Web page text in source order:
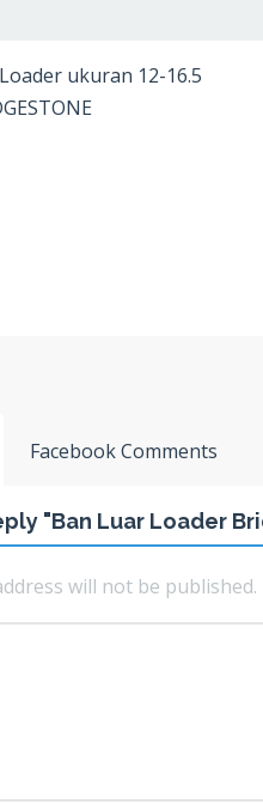
ukuran 12-16.5
Facebook Comments
"Ban Luar Loader
will not be published.